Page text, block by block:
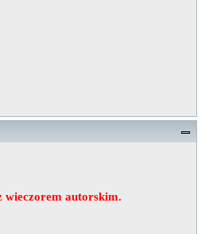
wieczorem autorskim.